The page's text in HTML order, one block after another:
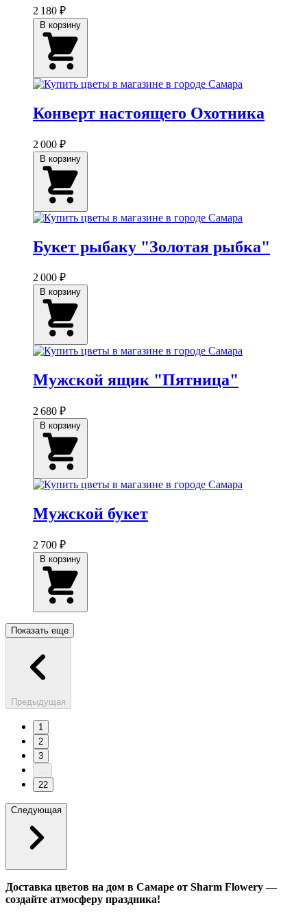
2 180 ₽
Конверт настоящего Охотника
2 000 ₽
Букет рыбаку "Золотая рыбка"
2 000 ₽
Мужской ящик "Пятница"
2 680 ₽
Мужской букет
2 700 ₽
Показать еще
Предыдущая
1
2
3
...
22
Следующая
Доставка цветов на дом в Самаре от Sharm Flowery —
создайте атмосферу праздника!